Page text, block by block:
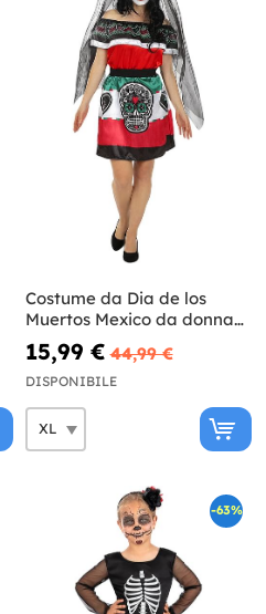
Costume da Dia de los
Muertos Mexico da donna
taglie forti
15,99 € 44,99 €
DISPONIBILE
-63%